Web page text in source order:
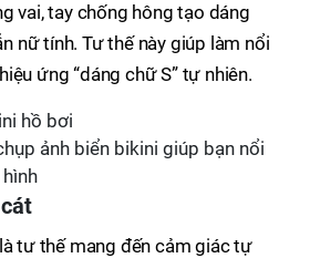
vai, tay chống hông tạo dáng
nữ tính. Tư thế này giúp làm nổi
ứng “dáng chữ S” tự nhiên.
ảnh biển bikini giúp bạn nổi
tư thế mang đến cảm giác tự